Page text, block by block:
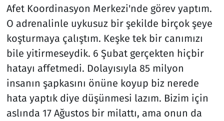
Afet Koordinasyon Merkezi'nde görev yaptım.
O adrenalinle uykusuz bir şekilde birçok şeye
koşturmaya çalıştım. Keşke tek bir canımızı
bile yitirmeseydik. 6 Şubat gerçekten hiçbir
hatayı affetmedi. Dolayısıyla 85 milyon
insanın şapkasını önüne koyup biz nerede
hata yaptık diye düşünmesi lazım. Bizim için
aslında 17 Ağustos bir milattı, ama onun da